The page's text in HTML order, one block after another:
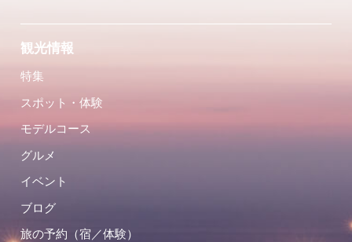
観光情報
特集
スポット・体験
モデルコース
グルメ
イベント
ブログ
旅の予約（宿／体験）